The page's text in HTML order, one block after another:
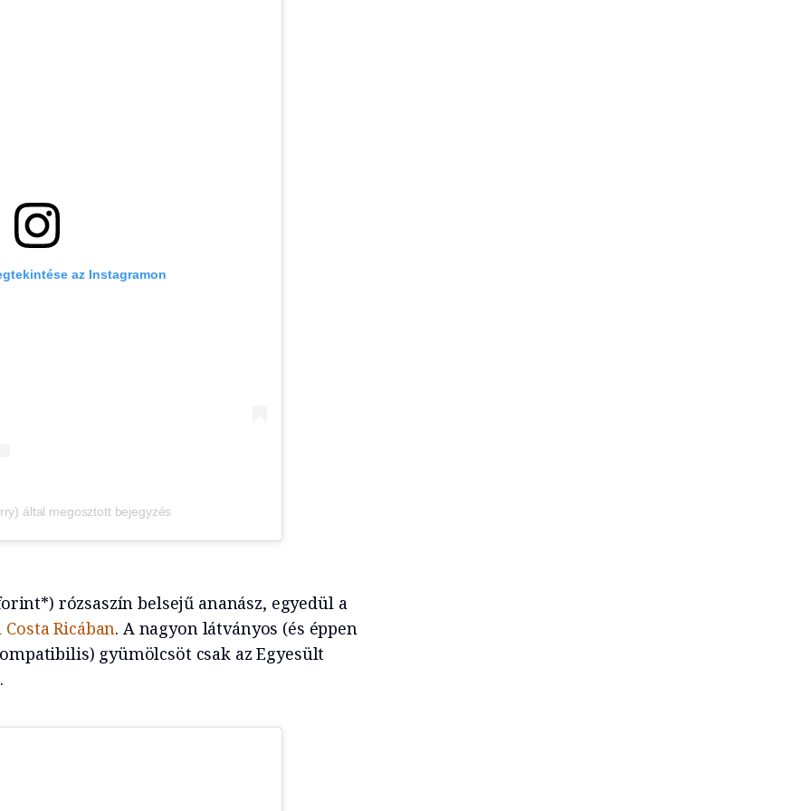
az Instagramon
által megosztott bejegyzés
rózsaszín belsejű ananász, egyedül a
Ricában. A nagyon látványos (és éppen
gyümölcsöt csak az Egyesült